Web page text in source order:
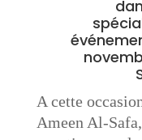
A cette
Ameen Al-